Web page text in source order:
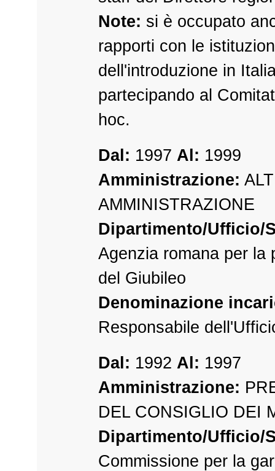
Note: si è occupato
rapporti con le
dell'introduzione in
partecipando al
hoc.
Dal: 1997 Al: 1999
Amministrazione:
AMMINISTRAZIONE
Dipartimento/Ufficio/
Agenzia romana per la
del Giubileo
Denominazione
Responsabile
Dal: 1992 Al: 1997
Amministrazione:
DEL CONSIGLIO DEI
Dipartimento/Ufficio/
Commissione per la